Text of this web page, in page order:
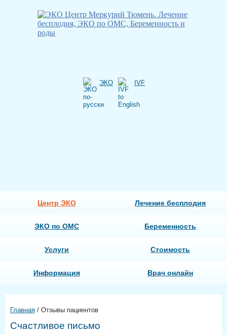
ЭКО IVF
Центр ЭКО Лечение бесплодия
ЭКО по ОМС Беременность
Услуги Стоимость
Информация Врач онлайн
Главная / Отзывы пациентов
Счастливое письмо